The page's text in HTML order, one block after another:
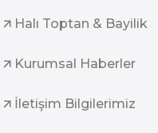
Halı Toptan & Bayilik
Kurumsal Haberler
İletişim Bilgilerimiz